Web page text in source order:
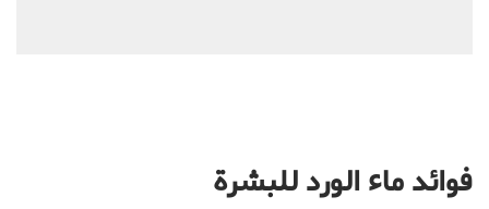
فوائد ماء الورد للبشرة